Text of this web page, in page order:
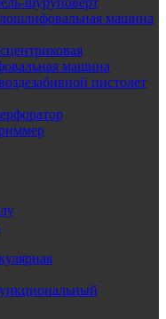
машина
машина
пистолет